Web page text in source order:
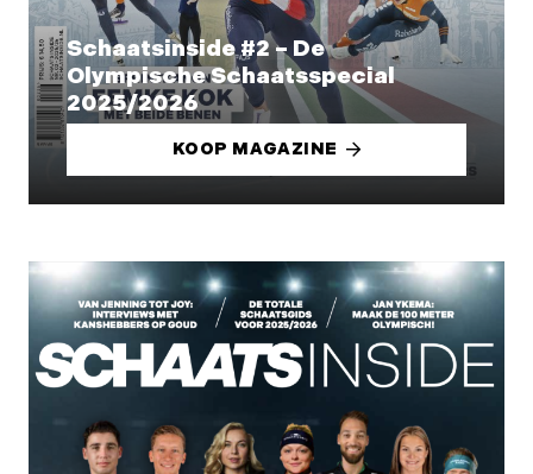
Schaatsinside #2 – De
Olympische Schaatsspecial
2025/2026
KOOP MAGAZINE